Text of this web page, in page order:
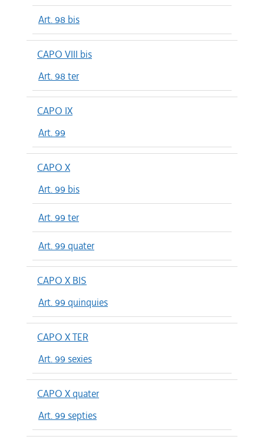
Art. 98 bis
CAPO VIII bis
Art. 98 ter
CAPO IX
Art. 99
CAPO X
Art. 99 bis
Art. 99 ter
Art. 99 quater
CAPO X BIS
Art. 99 quinquies
CAPO X TER
Art. 99 sexies
CAPO X quater
Art. 99 septies